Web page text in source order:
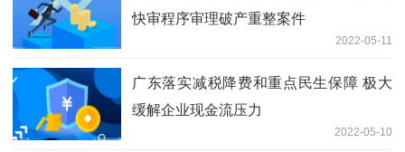
快审程序审理破产重整案件
2022-05-11
广东落实减税降费和重点民生保障 极大
缓解企业现金流压力
2022-05-10